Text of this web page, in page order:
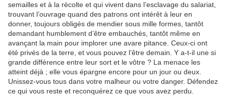
semailles et à la récolte et qui vivent dans l’esclavage du salariat,
trouvant l’ouvrage quand des patrons ont intérêt à leur en
donner, toujours obligés de mendier sous mille formes, tantôt
demandant humblement d’être embauchés, tantôt même en
avançant la main pour implorer une avare pitance. Ceux-ci ont
été privés de la terre, et vous pouvez l’être demain. Y a-t-il une si
grande différence entre leur sort et le vôtre ? La menace les
atteint déjà ; elle vous épargne encore pour un jour ou deux.
Unissez-vous tous dans votre malheur ou votre danger. Défendez
ce qui vous reste et reconquérez ce que vous avez perdu.